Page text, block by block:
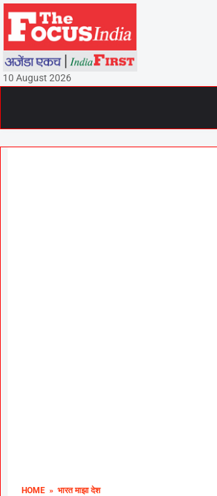
10 August 2026
HOME » भारत माझा देश